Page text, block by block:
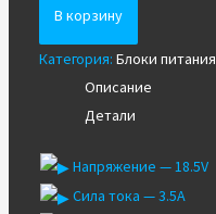
питания
для
ноутбука
18.5V3.5A
(7.4x5.0)
65W
В корзину
Категория: Блоки питания
Описание
Детали
Напряжение — 18.5V
Сила тока — 3.5A